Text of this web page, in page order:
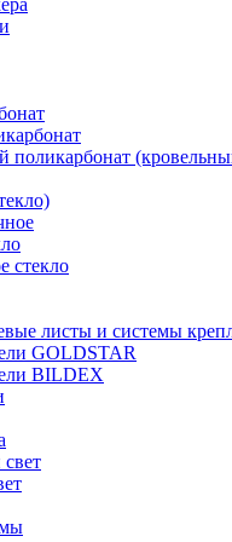
стекло
листы и системы
GOLDSTAR
BILDEX